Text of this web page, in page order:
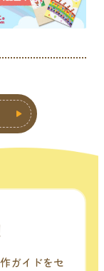
ガイドをセ